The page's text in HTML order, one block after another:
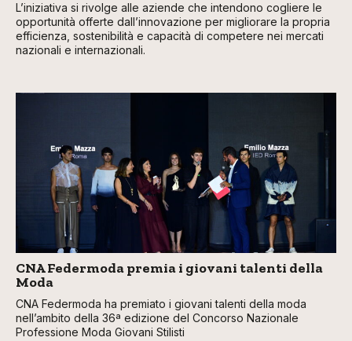
L’iniziativa si rivolge alle aziende che intendono cogliere le
opportunità offerte dall’innovazione per migliorare la propria
efficienza, sostenibilità e capacità di competere nei mercati
nazionali e internazionali.
CNA Federmoda premia i giovani talenti della
Moda
CNA Federmoda ha premiato i giovani talenti della moda
nell’ambito della 36ª edizione del Concorso Nazionale
Professione Moda Giovani Stilisti